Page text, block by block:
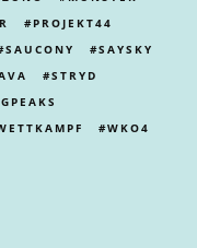
PROJEKT44
SAUCONY
SAYSKY
STRYD
WKO4